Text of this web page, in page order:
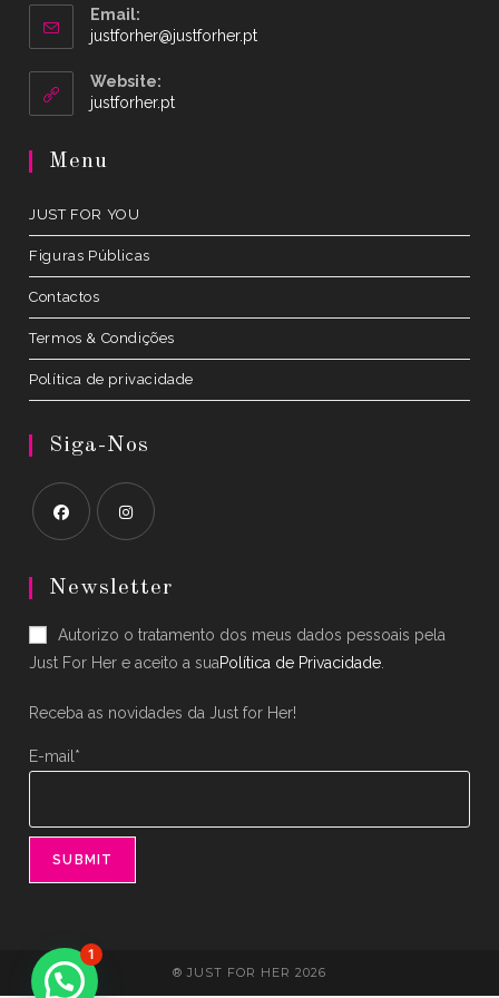
Email:
justforher@justforher.ptOpens
Website:
justforher.ptOpens
Menu
JUST FOR YOU
Figuras Públicas
Contactos
Termos & Condições
Política de privacidade
Siga-Nos
in
new
tab
in
new
tab
Newsletter
Autorizo o tratamento dos meus dados pessoais pela
Just For Her e aceito a suaPolítica de Privacidade
Receba as novidades da Just for Her!
E-mail*
® JUST FOR HER 2026
Precisa de ajuda?
1